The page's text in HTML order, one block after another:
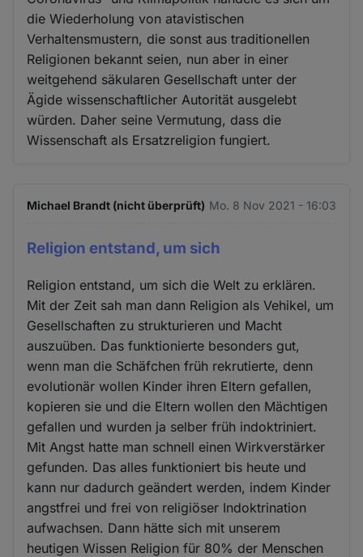
die Wiederholung von atavistischen
Verhaltensmustern, die sonst aus traditionellen
Religionen bekannt seien, nun aber in einer
weitgehend säkularen Gesellschaft unter der
Ägide wissenschaftlicher Autorität ausgelebt
würden. Daher seine Vermutung, dass die
Wissenschaft als Ersatzreligion fungiert.
Michael Brandt (nicht überprüft) Mo. 8 Nov 2021 - 16:03
Religion entstand, um sich
Religion entstand, um sich die Welt zu erklären.
Mit der Zeit sah man dann Religion als Vehikel, um
Gesellschaften zu strukturieren und Macht
auszuüben. Das funktionierte besonders gut,
wenn man die Schäfchen früh rekrutierte, denn
evolutionär wollen Kinder ihren Eltern gefallen,
kopieren sie und die Eltern wollen den Mächtigen
gefallen und wurden ja selber früh indoktriniert.
Mit Angst hatte man schnell einen Wirkverstärker
gefunden. Das alles funktioniert bis heute und
kann nur dadurch geändert werden, indem Kinder
angstfrei und frei von religiöser Indoktrination
aufwachsen. Dann hätte sich mit unserem
heutigen Wissen Religion für 80% der Menschen